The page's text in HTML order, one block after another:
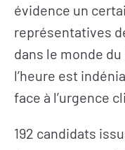
évidence un
représentatives
dans le monde
l’heure est
face à l’urgence
192 candidats